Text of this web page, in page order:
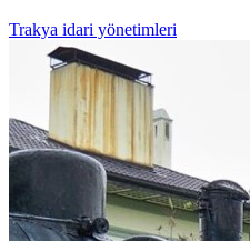
Trakya idari yönetimleri